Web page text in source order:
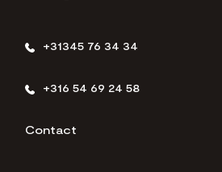
+31345 76 34 34
+316 54 69 24 58
Contact